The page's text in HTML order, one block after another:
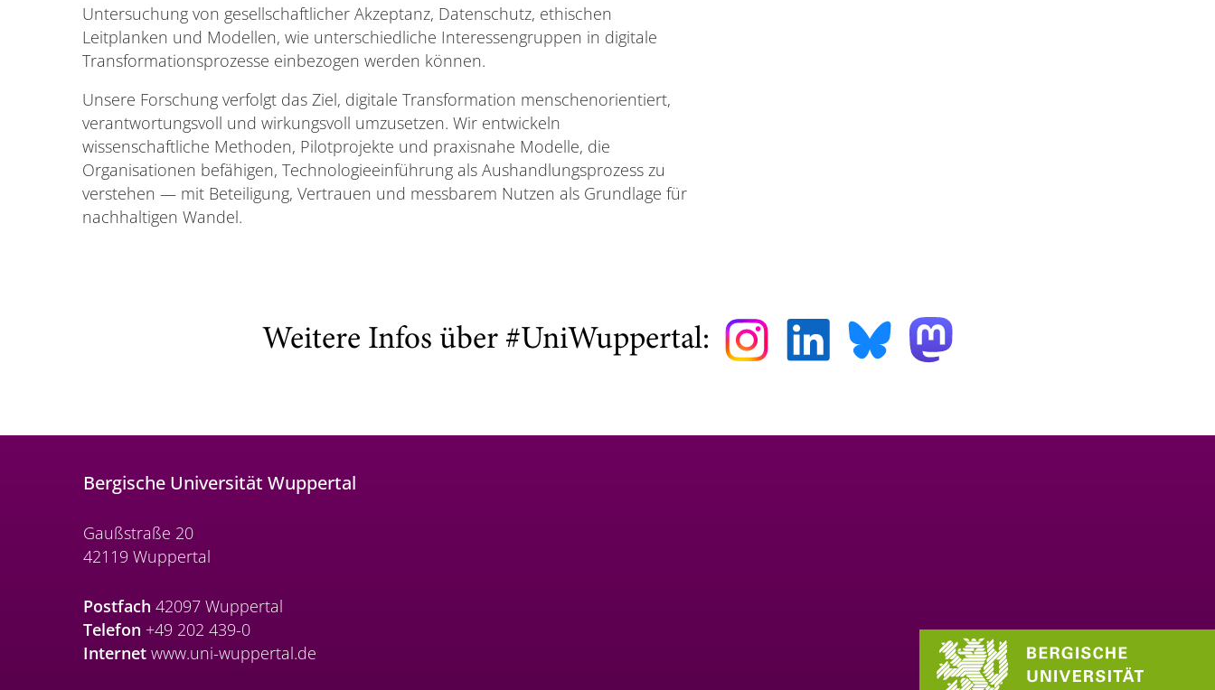
Untersuchung von gesellschaftlicher Akzeptanz, Datenschutz, ethischen
Leitplanken und Modellen, wie unterschiedliche Interessengruppen in digitale
Transformationsprozesse einbezogen werden können.
Unsere Forschung verfolgt das Ziel, digitale Transformation menschenorientiert,
verantwortungsvoll und wirkungsvoll umzusetzen. Wir entwickeln
wissenschaftliche Methoden, Pilotprojekte und praxisnahe Modelle, die
Organisationen befähigen, Technologieeinführung als Aushandlungsprozess zu
verstehen — mit Beteiligung, Vertrauen und messbarem Nutzen als Grundlage für
nachhaltigen Wandel.
Weitere Infos über #UniWuppertal:
Bergische Universität Wuppertal
Gaußstraße 20
42119 Wuppertal
Postfach 42097 Wuppertal
Telefon +49 202 439-0
Internet www.uni-wuppertal.de